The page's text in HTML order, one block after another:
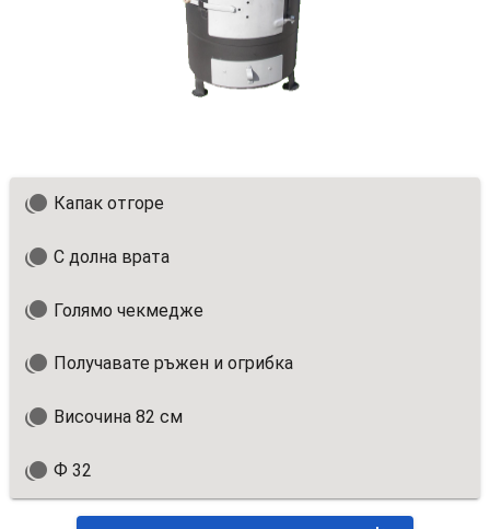
Капак отгоре
С долна врата
Голямо чекмедже
Получавате ръжен и огрибка
Височина 82 см
Ф 32